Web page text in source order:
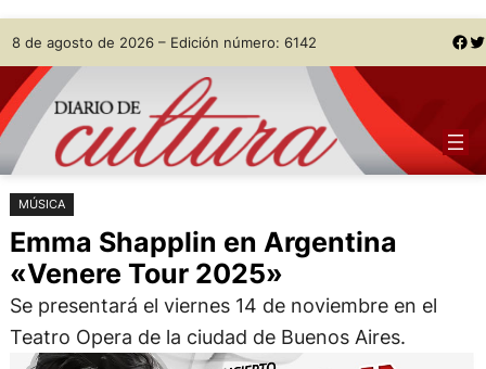
Saltar
al
contenido
Skip
to
content
8 de agosto de 2026 – Edición número: 6142 Facebook Twitter
MÚSICA
Emma Shapplin en Argentina
«Venere Tour 2025»
Se presentará el viernes 14 de noviembre en el
Teatro Opera de la ciudad de Buenos Aires.